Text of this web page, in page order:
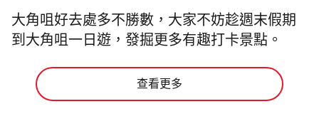
大角咀好去處多不勝數，大家不妨趁週末假期
到大角咀一日遊 ，發掘更多有趣打卡景點。
查看更多